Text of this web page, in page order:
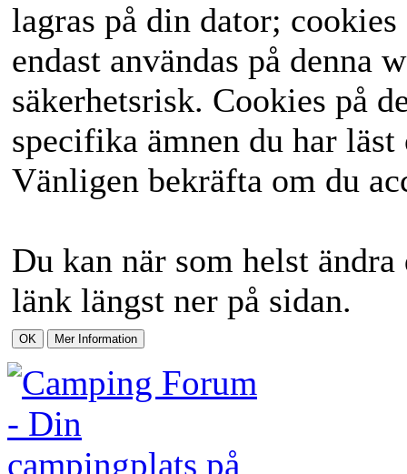
lagras på din dator;
endast användas på denna
säkerhetsrisk. Cookies på
specifika ämnen du har läst
Vänligen bekräfta om du
Du kan när som helst
länk längst ner på sidan.